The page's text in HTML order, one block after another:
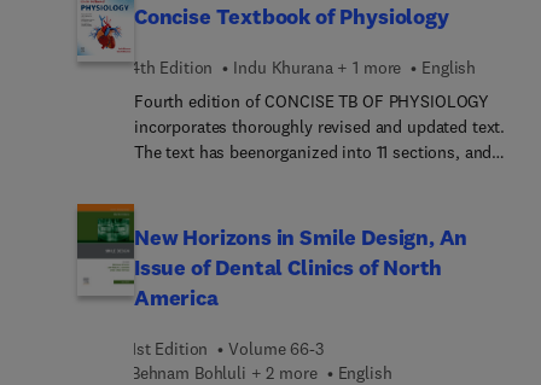
such as periodontal surgery, dental implants,
prosthetic and cosmetic reconstruction and
describes how lasers work, how they interact with
tissues, and how this knowledge may be applied
to dental practice with a focus on technology,
surgical techniques, and key steps in treatment.
Written by laser dentistry pioneer Dr. Robert A.
of a print book, three new chapters, and new case
histories and clinical tips. It contains everything
you need to know to build your skills in the rapidly
growing field of laser dentistry.
Concise Textbook of Physiology
4th Edition Indu Khurana + 1 more
English
Fourth edition of CONCISE TB OF PHYSIOLOGY
incorporates thoroughly revised and updated text.
The text has beenorganized into 11 sections, and
way that it provides explanation complimented by
numerous tables, flowcharts and abundant
illustrations.
New Horizons in Smile Design, An
Issue of Dental Clinics of North
America
1st Edition
Volume 66-3
Behnam Bohluli + 2 more
English